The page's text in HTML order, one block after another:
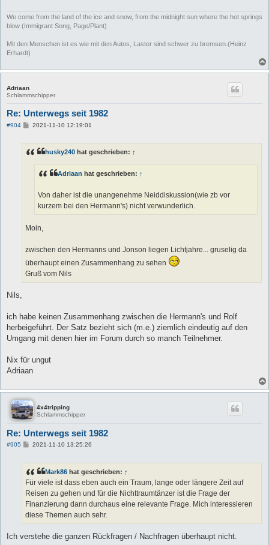
We come from the land of the ice and snow, from the midnight sun where the hot springs
blow (Immigrant Song, Page/Plant)
Mit den Menschen ist es wie mit den Autos, Laster sind schwer zu bremsen.(Heinz
Erhardt)
Adriaan
Schlammschipper
Re: Unterwegs seit 1982
#904
B
r
2021-11-10 12:19:01
husky240 hat geschrieben: ↑
Adriaan hat geschrieben: ↑
Von daher ist die unangenehme Neiddiskussion(wie zb vor
kurzem bei den Hermann's) nicht verwunderlich.
Moin,
zwischen den Hermanns und Jonson liegen Lichtjahre... gruselig da
überhaupt einen Zusammenhang zu sehen
Gruß vom Nils
Nils,
ich habe keinen Zusammenhang zwischen die Hermann's und Rolf
herbeigeführt. Der Satz bezieht sich (m.e.) ziemlich eindeutig auf den
Umgang mit denen hier im Forum durch so manch Teilnehmer.
Nix für ungut
Adriaan
4x4tripping
Schlammschipper
Re: Unterwegs seit 1982
#905
B
r
a
2021-11-10 13:25:26
Mark86 hat geschrieben: ↑
Für viele ist dass eben auch ein Traum, lange oder längere Zeit auf
Reisen zu gehen und für die Nichttraumtänzer ist die Frage der
Finanzierung dann durchaus eine relevante Frage. Mich interessieren
diese Themen auch sehr.
Ich verstehe die ganzen Rückfragen / Nachfragen überhaupt nicht.